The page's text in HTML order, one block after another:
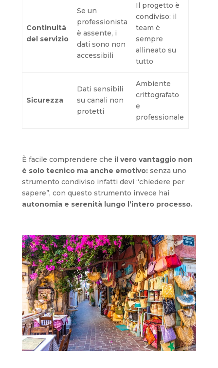
Continuità
del servizio
Se un
professionista
è assente, i
dati sono non
accessibili
Il progetto è
condiviso: il
team è
sempre
allineato su
tutto
Sicurezza
Dati sensibili
su canali non
protetti
Ambiente
crittografato
e
professionale
È facile comprendere che il vero vantaggio non
è solo tecnico ma anche emotivo:senza uno
strumento condiviso infatti devi “chiedere per
sapere”, con questo strumento invece hai
autonomia e serenità lungo l’intero processo.